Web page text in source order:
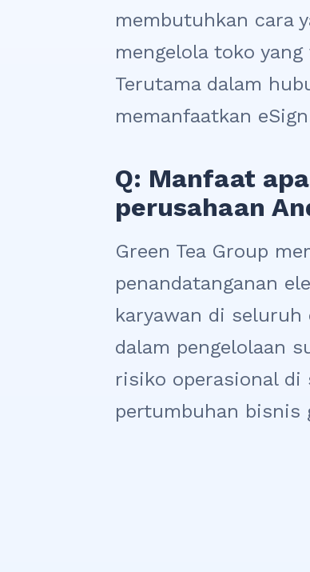
membutuhkan cara
mengelola toko
Terutama dalam
memanfaatkan
Q: Manfaat
perusahaan
Green Tea Group
penandatanganan
karyawan di
dalam pengelolaan
risiko operasional di
pertumbuhan bisnis